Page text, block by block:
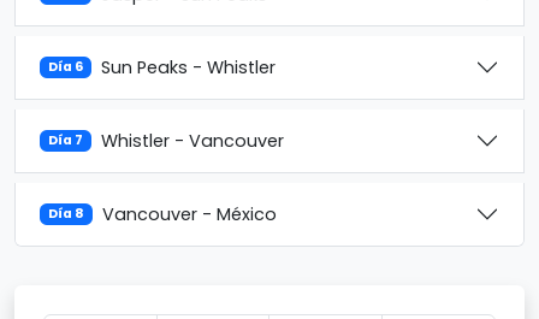
Día 6 Sun Peaks - Whistler
Día 7 Whistler - Vancouver
Día 8 Vancouver - México